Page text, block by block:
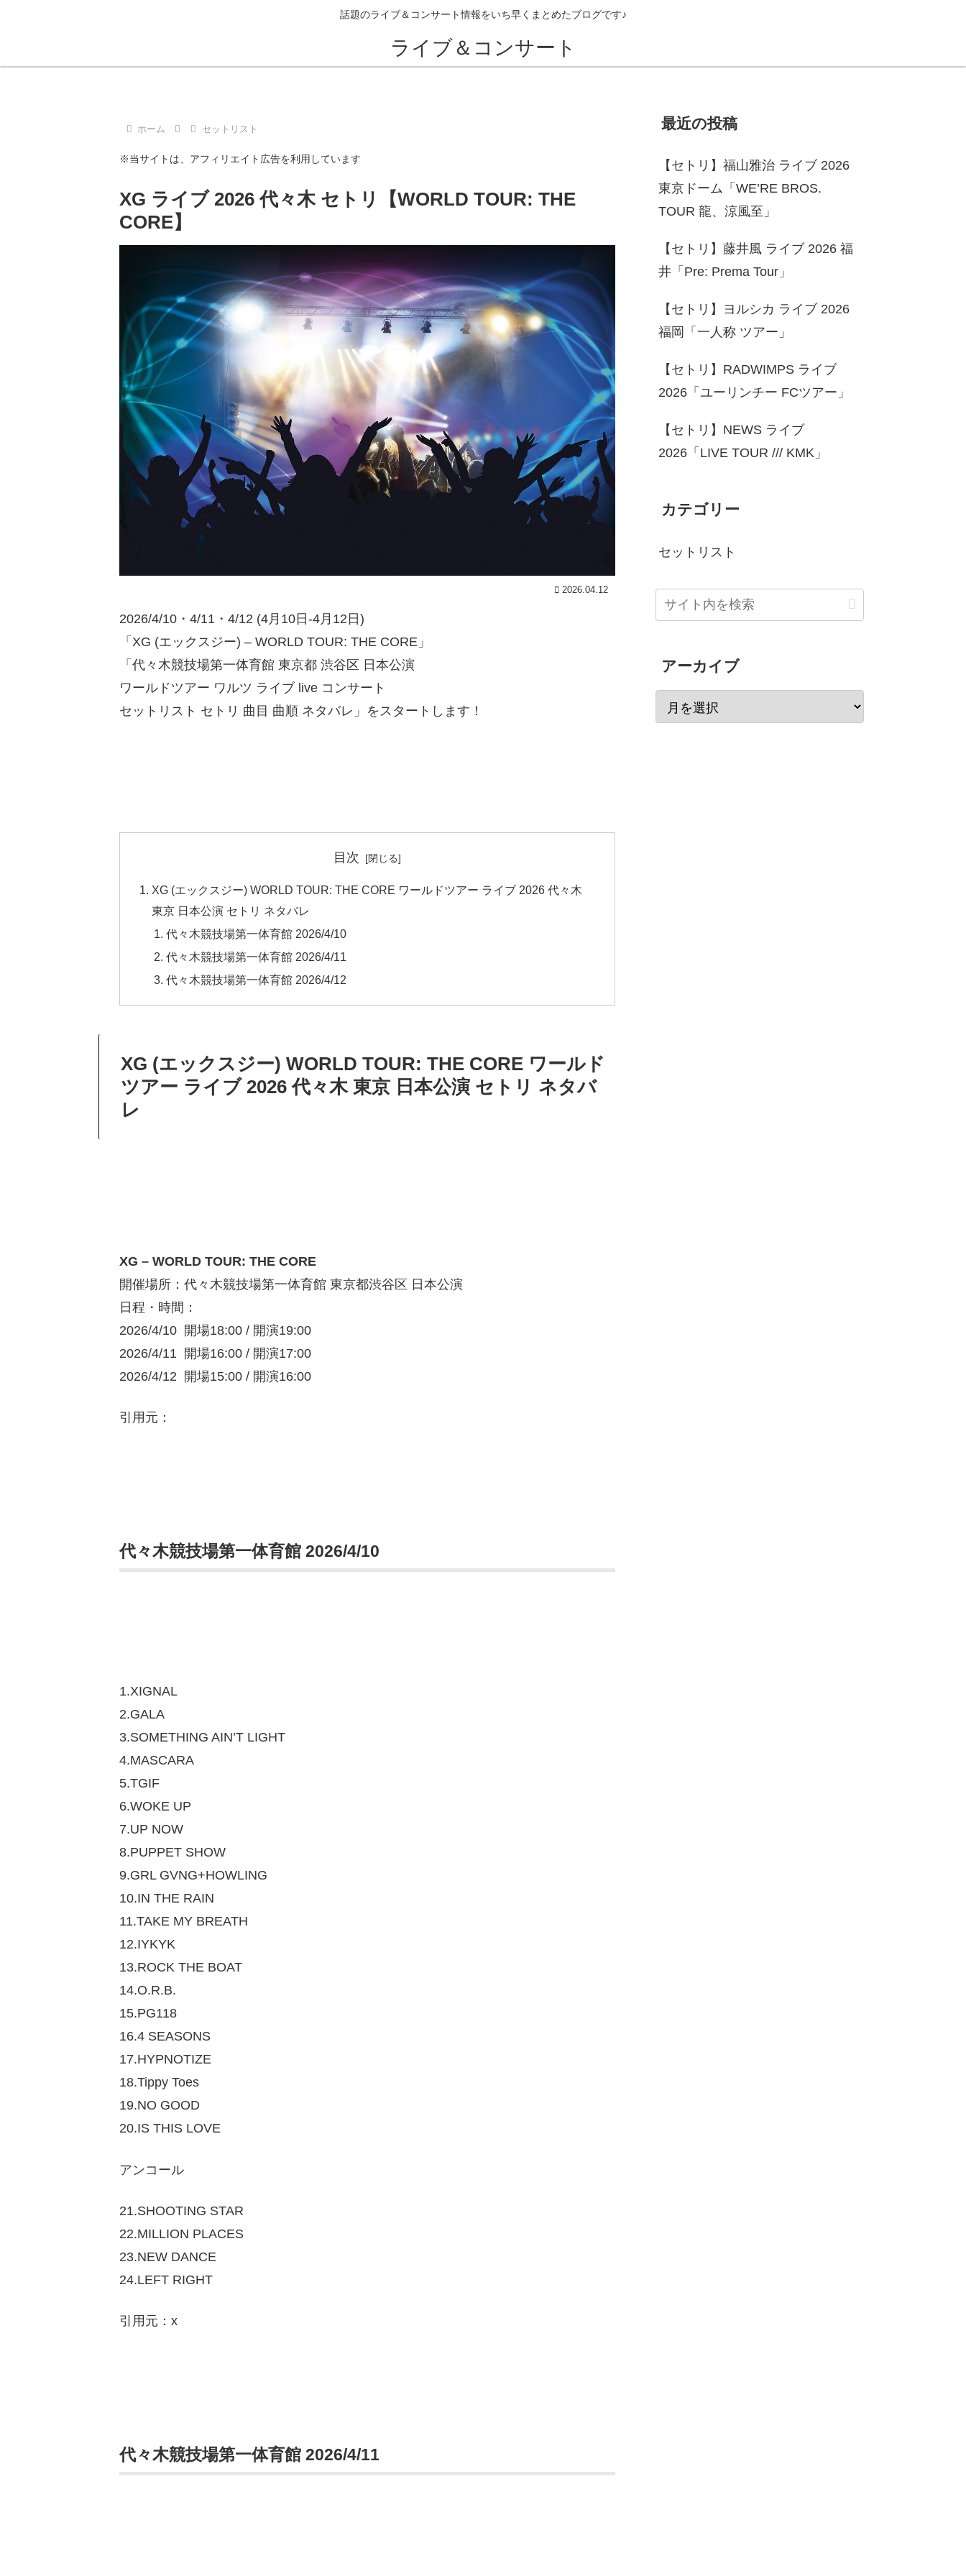
話題のライブ＆コンサート情報をいち早くまとめたブログです♪
ライブ＆コンサート
ホーム セットリスト
※当サイトは、アフィリエイト広告を利用しています
XG ライブ 2026 代々木 セトリ【WORLD TOUR: THE
CORE】
2026.04.12
2026/4/10・4/11・4/12 (4月10日-4月12日)
「XG (エックスジー) – WORLD TOUR: THE CORE」
「代々木競技場第一体育館 東京都 渋谷区 日本公演
ワールドツアー ワルツ ライブ live コンサート
セットリスト セトリ 曲目 曲順 ネタバレ」をスタートします！
目次
XG (エックスジー) WORLD TOUR: THE CORE ワールドツアー ライブ 2026 代々木
東京 日本公演 セトリ ネタバレ
代々木競技場第一体育館 2026/4/10
代々木競技場第一体育館 2026/4/11
代々木競技場第一体育館 2026/4/12
XG (エックスジー) WORLD TOUR: THE CORE ワールド
ツアー ライブ 2026 代々木 東京 日本公演 セトリ ネタバ
レ
XG – WORLD TOUR: THE CORE
開催場所：代々木競技場第一体育館 東京都渋谷区 日本公演
日程・時間：
2026/4/10 開場18:00 / 開演19:00
2026/4/11 開場16:00 / 開演17:00
2026/4/12 開場15:00 / 開演16:00
引用元：
代々木競技場第一体育館 2026/4/10
1.XIGNAL
2.GALA
3.SOMETHING AIN’T LIGHT
4.MASCARA
5.TGIF
6.WOKE UP
7.UP NOW
8.PUPPET SHOW
9.GRL GVNG+HOWLING
10.IN THE RAIN
11.TAKE MY BREATH
12.IYKYK
13.ROCK THE BOAT
14.O.R.B.
15.PG118
16.4 SEASONS
17.HYPNOTIZE
18.Tippy Toes
19.NO GOOD
20.IS THIS LOVE
アンコール
21.SHOOTING STAR
22.MILLION PLACES
23.NEW DANCE
24.LEFT RIGHT
引用元：x
代々木競技場第一体育館 2026/4/11
最近の投稿
【セトリ】福山雅治 ライブ 2026
東京ドーム「WE’RE BROS.
TOUR 龍、涼風至」
【セトリ】藤井風 ライブ 2026 福
井「Pre: Prema Tour」
【セトリ】ヨルシカ ライブ 2026
福岡「一人称 ツアー」
【セトリ】RADWIMPS ライブ
2026「ユーリンチー FCツアー」
【セトリ】NEWS ライブ
2026「LIVE TOUR /// KMK」
カテゴリー
セットリスト
アーカイブ